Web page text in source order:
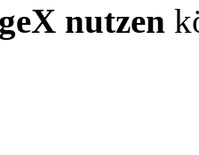
nutzen